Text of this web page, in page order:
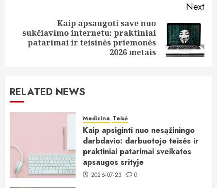
Next
Next
post:
Kaip apsaugoti save nuo
sukčiavimo internetu: praktiniai
patarimai ir teisinės priemonės
2026 metais
RELATED NEWS
Medicina Teisė
Kaip apsiginti nuo nesąžiningo
darbdavio: darbuotojo teisės ir
praktiniai patarimai sveikatos
apsaugos srityje
2026-07-23 0